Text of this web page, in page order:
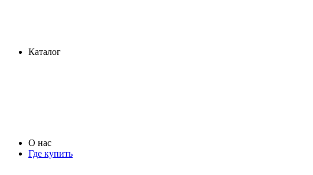
Каталог
О нас
Где купить